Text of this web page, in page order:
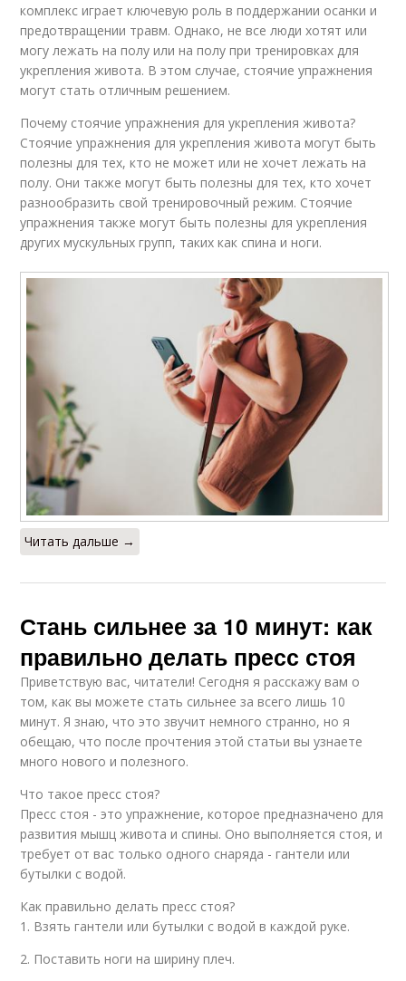
комплекс играет ключевую роль в поддержании осанки и
предотвращении травм. Однако, не все люди хотят или
могу лежать на полу или на полу при тренировках для
укрепления живота. В этом случае, стоячие упражнения
могут стать отличным решением.
Почему стоячие упражнения для укрепления живота?
Стоячие упражнения для укрепления живота могут быть
полезны для тех, кто не может или не хочет лежать на
полу. Они также могут быть полезны для тех, кто хочет
разнообразить свой тренировочный режим. Стоячие
упражнения также могут быть полезны для укрепления
других мускульных групп, таких как спина и ноги.
Читать дальше →
Стань сильнее за 10 минут: как
правильно делать пресс стоя
Приветствую вас, читатели! Сегодня я расскажу вам о
том, как вы можете стать сильнее за всего лишь 10
минут. Я знаю, что это звучит немного странно, но я
обещаю, что после прочтения этой статьи вы узнаете
много нового и полезного.
Что такое пресс стоя?
Пресс стоя - это упражнение, которое предназначено для
развития мышц живота и спины. Оно выполняется стоя, и
требует от вас только одного снаряда - гантели или
бутылки с водой.
Как правильно делать пресс стоя?
1. Взять гантели или бутылки с водой в каждой руке.
2. Поставить ноги на ширину плеч.